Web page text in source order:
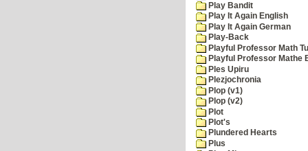
Play Bandit
Play It Again English
Play It Again German
Play-Back
Playful Professor Math
Playful Professor Mathe
Ples Upiru
Plezjochronia
Plop (v1)
Plop (v2)
Plot
Plot's
Plundered Hearts
Plus